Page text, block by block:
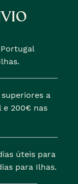
a
200€ nas
úteis para
para Ilhas.